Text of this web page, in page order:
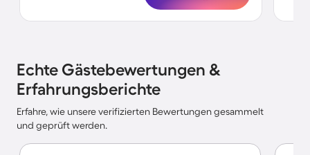
Echte Gästebewertungen &
Erfahrungsberichte
Erfahre, wie unsere verifizierten Bewertungen gesammelt
und geprüft werden.